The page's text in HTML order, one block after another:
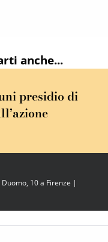
anche...
presidio di
10 a Firenze |